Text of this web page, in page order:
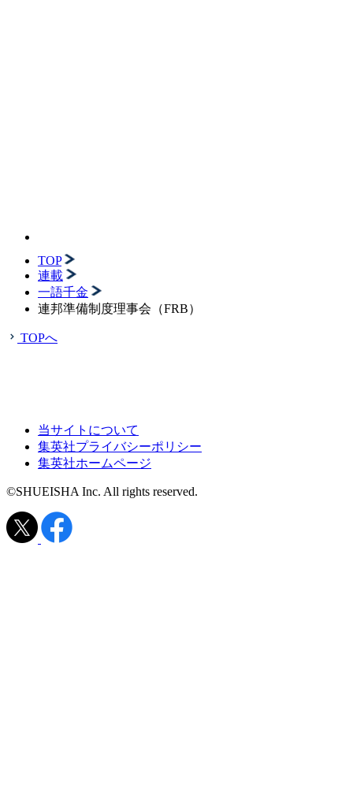
TOP
連載
一語千金
連邦準備制度理事会（FRB）
TOPへ
当サイトについて
集英社プライバシーポリシー
集英社ホームページ
©SHUEISHA Inc. All rights reserved.